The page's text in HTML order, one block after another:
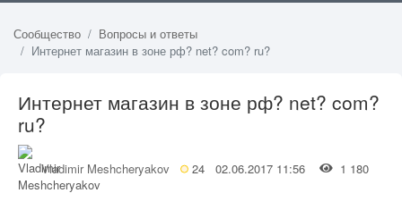
Сообщество
Вопросы и ответы
Интернет магазин в зоне рф? net? com? ru?
Интернет магазин в зоне рф? net? com?
ru?
Vladimir Meshcheryakov 24 02.06.2017 11:56 1 180